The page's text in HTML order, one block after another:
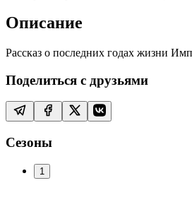
Описание
Рассказ о последних годах жизни
Поделиться с друзьями
Сезоны
1